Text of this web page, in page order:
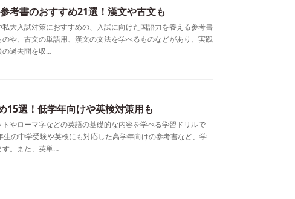
考書のおすすめ21選！漢文や古文も
大入試対策におすすめの、入試に向けた国語力を養える参考書
や、古文の単語用、漢文の文法を学べるものなどがあり、実践
の過去問を収…
15選！低学年向けや英検対策用も
やローマ字などの英語の基礎的な内容を学べる学習ドリルで
の中学受験や英検にも対応した高学年向けの参考書など、学
す。また、英単…